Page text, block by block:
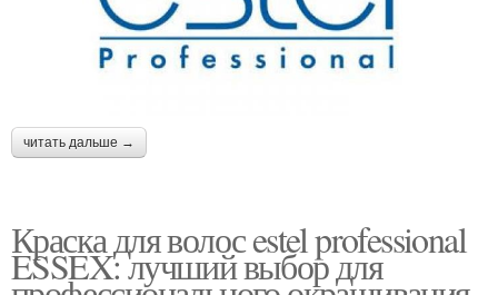
читать дальше →
Краска для волос estel professional
ESSEX: лучший выбор для